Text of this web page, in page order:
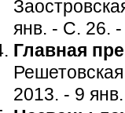
янв. - С. 26.
Главная
2013. - 9